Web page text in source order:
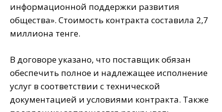
информационной поддержки развития
общества». Стоимость контракта составила 2,7
миллиона тенге.
В договоре указано, что поставщик обязан
обеспечить полное и надлежащее исполнение
услуг в соответствии с технической
документацией и условиями контракта. Также